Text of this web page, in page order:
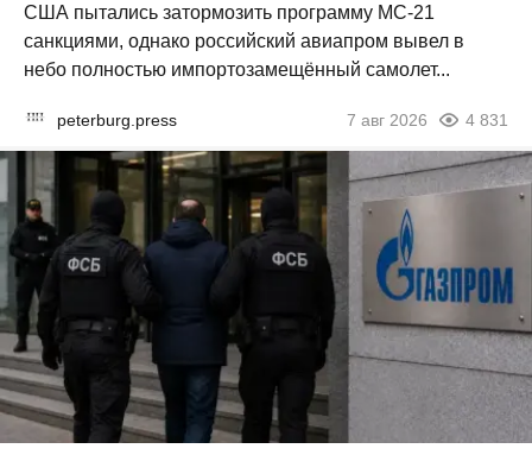
США пытались затормозить программу МС-21
санкциями, однако российский авиапром вывел в
небо полностью импортозамещённый самолет...
peterburg.press 7 авг 2026 4 831